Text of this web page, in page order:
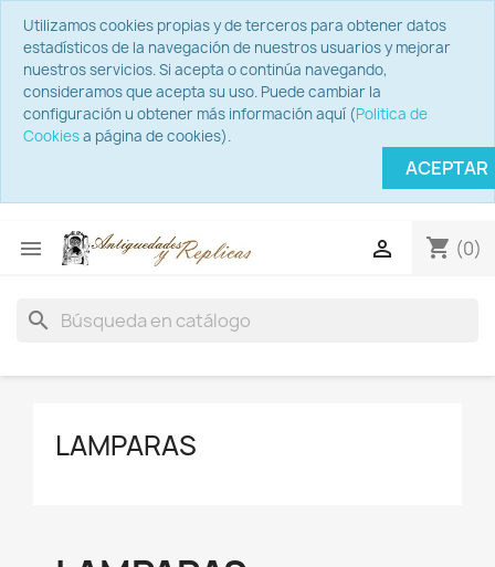
Utilizamos cookies propias y de terceros para obtener datos
estadísticos de la navegación de nuestros usuarios y mejorar
nuestros servicios. Si acepta o continúa navegando,
consideramos que acepta su uso. Puede cambiar la
configuración u obtener más información aquí (Politica de
Cookiesa página de cookies).
ACEPTAR
 shopping_cart (0)

search
LAMPARAS